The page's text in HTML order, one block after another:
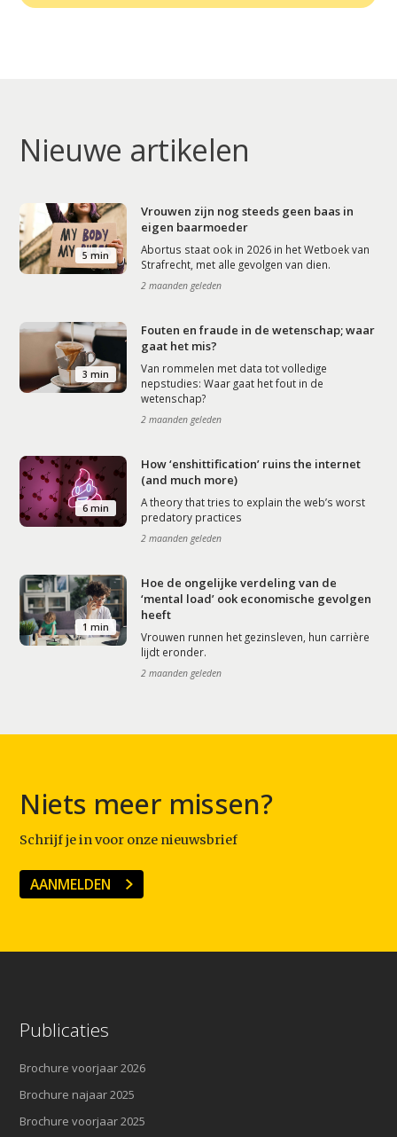
Nieuwe artikelen
5 min
Vrouwen zijn nog steeds geen baas in
eigen baarmoeder
Abortus staat ook in 2026 in het Wetboek van
Strafrecht, met alle gevolgen van dien.
2 maanden geleden
3 min
Fouten en fraude in de wetenschap; waar
gaat het mis?
Van rommelen met data tot volledige
nepstudies: Waar gaat het fout in de
wetenschap?
2 maanden geleden
6 min
How ‘enshittification’ ruins the internet
(and much more)
A theory that tries to explain the web’s worst
predatory practices
2 maanden geleden
1 min
Hoe de ongelijke verdeling van de
‘mental load’ ook economische gevolgen
heeft
Vrouwen runnen het gezinsleven, hun carrière
lijdt eronder.
2 maanden geleden
Niets meer missen?
Schrijf je in voor onze nieuwsbrief
AANMELDEN
Publicaties
Brochure voorjaar 2026
Brochure najaar 2025
Brochure voorjaar 2025